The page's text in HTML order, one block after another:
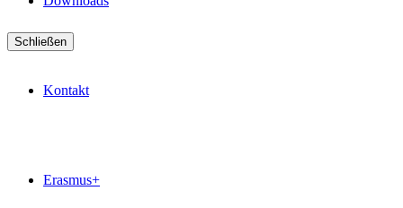
Kontakt
Erasmus+
Schließen